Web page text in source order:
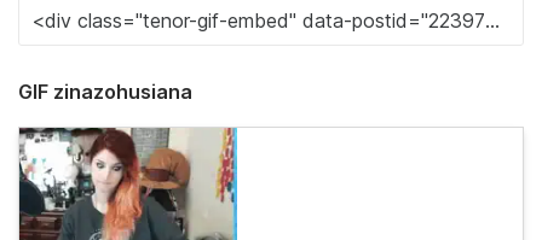
GIF zinazohusiana